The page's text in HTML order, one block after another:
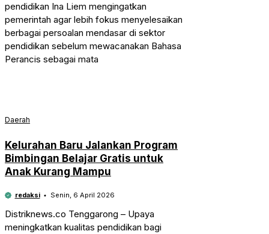
pendidikan Ina Liem mengingatkan
pemerintah agar lebih fokus menyelesaikan
berbagai persoalan mendasar di sektor
pendidikan sebelum mewacanakan Bahasa
Perancis sebagai mata
Daerah
Kelurahan Baru Jalankan Program
Bimbingan Belajar Gratis untuk
Anak Kurang Mampu
redaksi Senin, 6 April 2026
Distriknews.co Tenggarong – Upaya
meningkatkan kualitas pendidikan bagi